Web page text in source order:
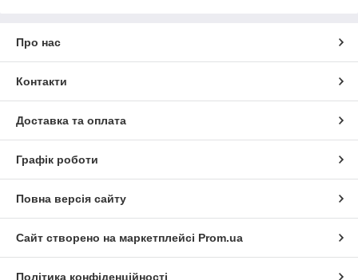
Про нас
Контакти
Доставка та оплата
Графік роботи
Повна версія сайту
Сайт створено на маркетплейсі Prom.ua
Політика конфіденційності